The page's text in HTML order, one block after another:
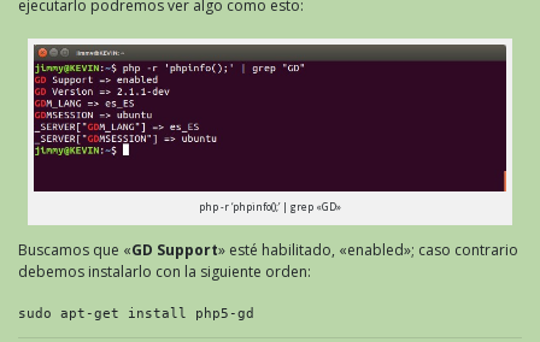
ejecutarlo podremos ver algo como esto:
php -r ‘phpinfo();’ | grep «GD»
Buscamos que «GD Support» esté habilitado, «enabled»; caso contrario
debemos instalarlo con la siguiente orden:
sudo apt-get install php5-gd